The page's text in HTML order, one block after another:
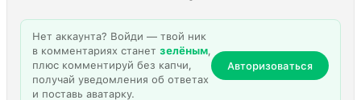
Нет аккаунта? Войди — твой ник
в комментариях станет зелёным,
плюс комментируй без капчи,
получай уведомления об ответах
и поставь аватарку.
Авторизоваться